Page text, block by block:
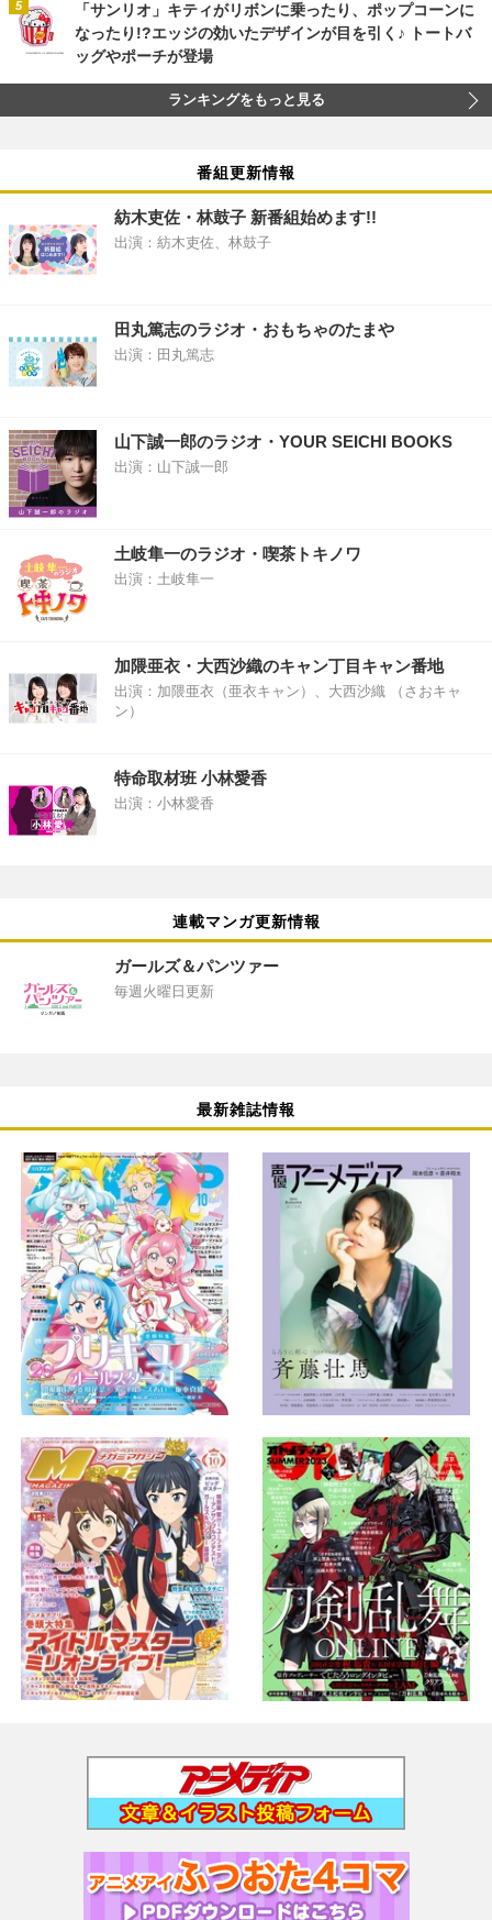
「サンリオ」キティがリボンに乗ったり、ポップコーンに
なったり!?エッジの効いたデザインが目を引く♪ トートバ
ッグやポーチが登場
ランキングをもっと見る
番組更新情報
紡木吏佐・林鼓子 新番組始めます!!
出演：紡木吏佐、林鼓子
田丸篤志のラジオ・おもちゃのたまや
出演：田丸篤志
山下誠一郎のラジオ・YOUR SEICHI BOOKS
出演：山下誠一郎
土岐隼一のラジオ・喫茶トキノワ
出演：土岐隼一
加隈亜衣・大西沙織のキャン丁目キャン番地
出演：加隈亜衣（亜衣キャン）、大西沙織 （さおキャ
ン）
特命取材班 小林愛香
出演：小林愛香
連載マンガ更新情報
ガールズ＆パンツァー
毎週火曜日更新
最新雑誌情報